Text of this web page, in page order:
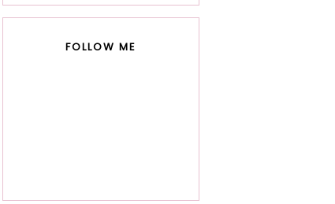
FOLLOW ME